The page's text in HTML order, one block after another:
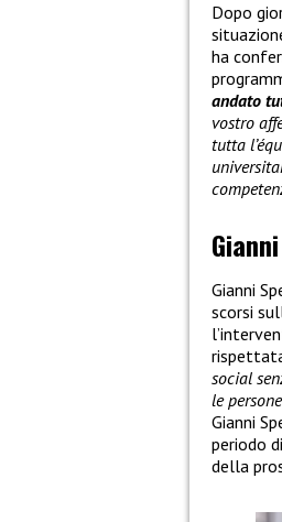
Dopo
ha
andato
vostro
tutta
Gianni
scorsi
social
le
Gianni
periodo
della